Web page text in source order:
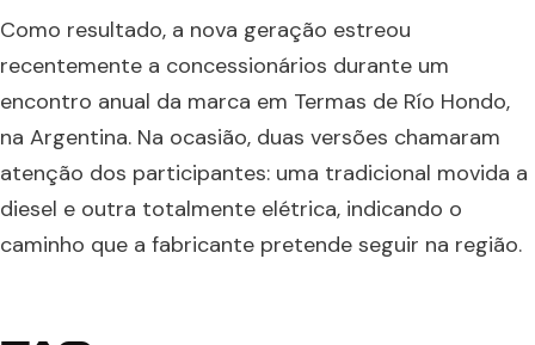
Como resultado, a nova geração estreou
recentemente a concessionários durante um
encontro anual da marca em Termas de Río Hondo,
na Argentina. Na ocasião, duas versões chamaram
atenção dos participantes: uma tradicional movida a
diesel e outra totalmente elétrica, indicando o
caminho que a fabricante pretende seguir na região.